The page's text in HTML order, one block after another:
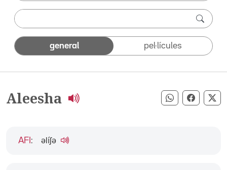
general pel·lícules
Aleesha Compartir
AFI : əlíʃə